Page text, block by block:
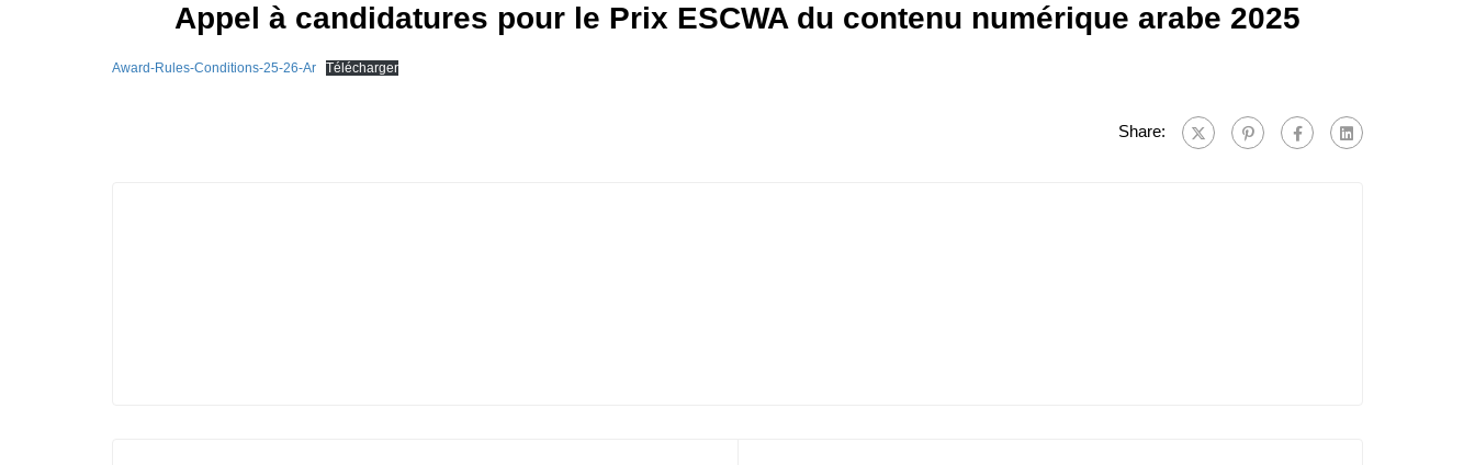
Appel à candidatures pour le Prix ESCWA du contenu numérique arabe 2025
Award-Rules-Conditions-25-26-Ar Télécharger
Share: